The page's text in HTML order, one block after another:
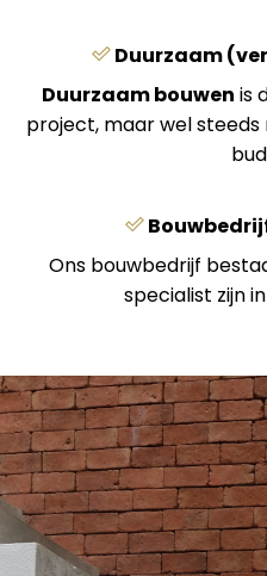
Duurzaam
Duurzaam bouwen is
project, maar wel
Ons bouwbedrijf
specialist zijn